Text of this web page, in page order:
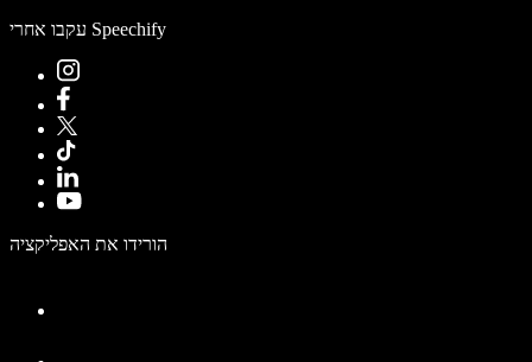
עקבו אחרי Speechify
הורידו את האפליקציה